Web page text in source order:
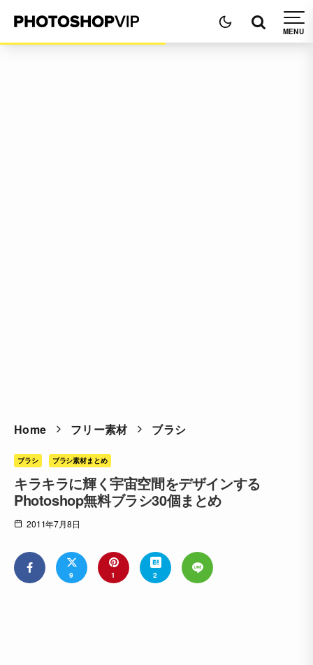
Home フリー素材 ブラシ
ブラシ ブラシ素材まとめ
キラキラに輝く宇宙空間をデザインする
Photoshop無料ブラシ30個まとめ
2011年7月8日
9 1 2